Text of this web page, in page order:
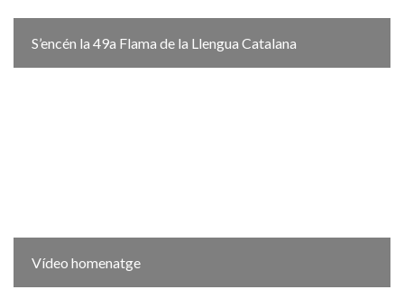
S’encén la 49a Flama de la Llengua Catalana
Vídeo homenatge